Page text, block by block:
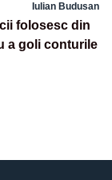
Iulian Budusan
folosesc din
a goli conturile